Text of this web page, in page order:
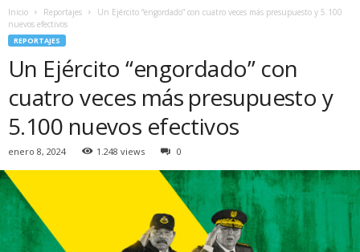
Inicio Reportajes
Un Ejército “engordado” con cuatro veces más presupuesto y 5.100
nuevos efectivos
REPORTAJES
Un Ejército “engordado” con
cuatro veces más presupuesto y
5.100 nuevos efectivos
enero 8, 2024 1.248 views 0